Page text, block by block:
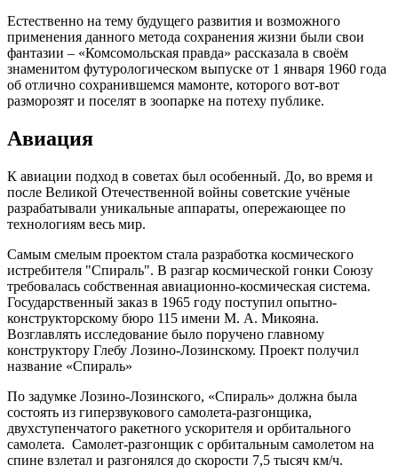
Естественно на тему будущего развития и возможного
применения данного метода сохранения жизни были свои
фантазии – «Комсомольская правда» рассказала в своём
знаменитом футурологическом выпуске от 1 января 1960 года
об отлично сохранившемся мамонте, которого вот-вот
разморозят и поселят в зоопарке на потеху публике.
Авиация
К авиации подход в советах был особенный. До, во время и
после Великой Отечественной войны советские учёные
разрабатывали уникальные аппараты, опережающее по
технологиям весь мир.
Самым смелым проектом стала разработка космического
истребителя "Спираль". В разгар космической гонки Союзу
требовалась собственная авиационно-космическая система.
Государственный заказ в 1965 году поступил опытно-
конструкторскому бюро 115 имени М. А. Микояна.
Возглавлять исследование было поручено главному
конструктору Глебу Лозино-Лозинскому. Проект получил
название «Спираль»
По задумке Лозино-Лозинского, «Спираль» должна была
состоять из гиперзвукового самолета-разгонщика,
двухступенчатого ракетного ускорителя и орбитального
самолета. Самолет-разгонщик с орбитальным самолетом на
спине взлетал и разгонялся до скорости 7,5 тысяч км/ч.